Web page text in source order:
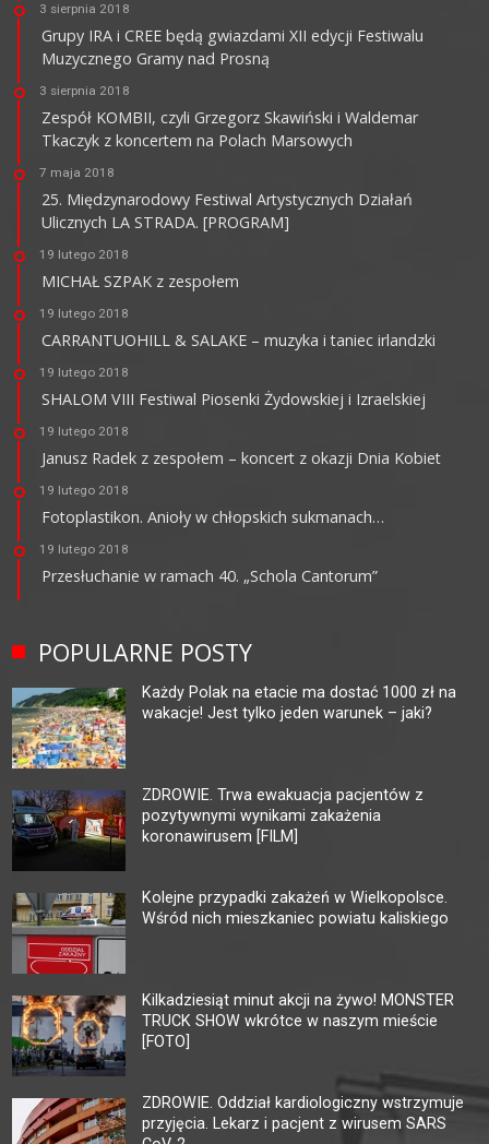
3 sierpnia 2018
Grupy IRA i CREE będą gwiazdami XII edycji Festiwalu
Muzycznego Gramy nad Prosną
3 sierpnia 2018
Zespół KOMBII, czyli Grzegorz Skawiński i Waldemar
Tkaczyk z koncertem na Polach Marsowych
7 maja 2018
25. Międzynarodowy Festiwal Artystycznych Działań
Ulicznych LA STRADA. [PROGRAM]
19 lutego 2018
MICHAŁ SZPAK z zespołem
19 lutego 2018
CARRANTUOHILL & SALAKE – muzyka i taniec irlandzki
19 lutego 2018
SHALOM VIII Festiwal Piosenki Żydowskiej i Izraelskiej
19 lutego 2018
Janusz Radek z zespołem – koncert z okazji Dnia Kobiet
19 lutego 2018
Fotoplastikon. Anioły w chłopskich sukmanach…
19 lutego 2018
Przesłuchanie w ramach 40. „Schola Cantorum”
POPULARNE POSTY
Każdy Polak na etacie ma dostać 1000 zł na
wakacje! Jest tylko jeden warunek – jaki?
ZDROWIE. Trwa ewakuacja pacjentów z
pozytywnymi wynikami zakażenia
koronawirusem [FILM]
Kolejne przypadki zakażeń w Wielkopolsce.
Wśród nich mieszkaniec powiatu kaliskiego
Kilkadziesiąt minut akcji na żywo! MONSTER
TRUCK SHOW wkrótce w naszym mieście
[FOTO]
ZDROWIE. Oddział kardiologiczny wstrzymuje
przyjęcia. Lekarz i pacjent z wirusem SARS